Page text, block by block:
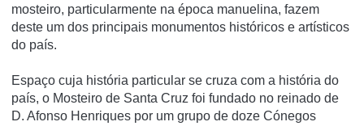
mosteiro, particularmente na época manuelina, fazem
deste um dos principais monumentos históricos e artí­sticos
do paí­s.
Espaço cuja história particular se cruza com a história do
país, o Mosteiro de Santa Cruz foi fundado no reinado de
D. Afonso Henriques por um grupo de doze Cónegos